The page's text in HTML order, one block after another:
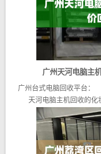
广州天河电脑主
广州台式电脑回收平台
天河电脑主机回收的化